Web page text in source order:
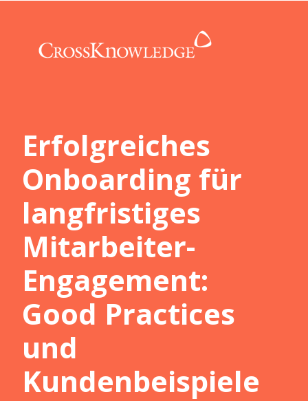
Erfolgreiches
Onboarding für
langfristiges
Mitarbeiter-
Engagement:
Good Practices
und
Kundenbeispiele